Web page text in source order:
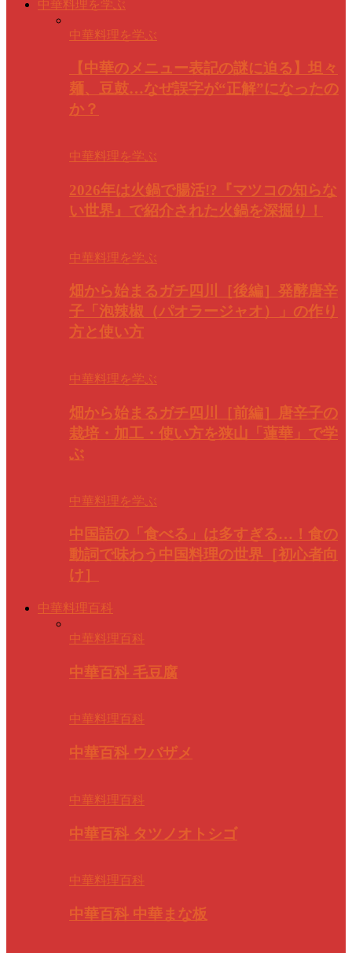
中華料理を学ぶ
中華料理を学ぶ
【中華のメニュー表記の謎に迫る】坦々
麺、豆鼓…なぜ誤字が“正解”になったの
か？
中華料理を学ぶ
2026年は火鍋で腸活!?『マツコの知らな
い世界』で紹介された火鍋を深掘り！
中華料理を学ぶ
畑から始まるガチ四川［後編］発酵唐辛
子「泡辣椒（パオラージャオ）」の作り
方と使い方
中華料理を学ぶ
畑から始まるガチ四川［前編］唐辛子の
栽培・加工・使い方を狭山「蓮華」で学
ぶ
中華料理を学ぶ
中国語の「食べる」は多すぎる…！食の
動詞で味わう中国料理の世界［初心者向
け］
中華料理百科
中華料理百科
中華百科 毛豆腐
中華料理百科
中華百科 ウバザメ
中華料理百科
中華百科 タツノオトシゴ
中華料理百科
中華百科 中華まな板